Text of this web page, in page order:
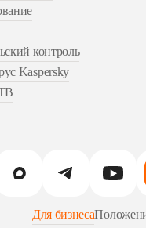
контроль
Kaspersky
Для бизнеса